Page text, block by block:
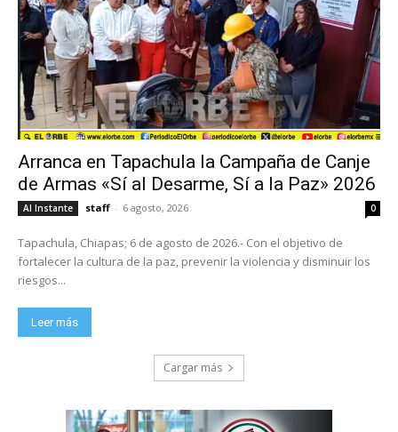
Arranca en Tapachula la Campaña de Canje
de Armas «Sí al Desarme, Sí a la Paz» 2026
Al Instante staff - 6 agosto, 2026 0
Tapachula, Chiapas; 6 de agosto de 2026.- Con el objetivo de
fortalecer la cultura de la paz, prevenir la violencia y disminuir los
riesgos...
Leer más
Cargar más